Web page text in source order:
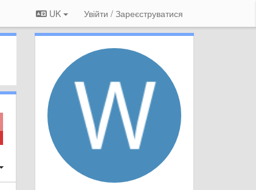
UK Увійти / Зареєструватися